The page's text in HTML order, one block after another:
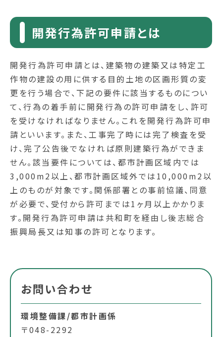
開発行為許可申請とは
開発行為許可申請とは、建築物の建築又は特定工
作物の建設の用に供する目的土地の区画形質の変
更を行う場合で、下記の要件に該当するものについ
て、行為の着手前に開発行為の許可申請をし、許可
を受けなければなりません。これを開発行為許可申
請といいます。また、工事完了時には完了検査を受
け、完了公告後でなければ原則建築行為ができま
せん。該当要件については、都市計画区域内では
3,000m2以上、都市計画区域外では10,000m2以
上のものが対象です。関係部署との事前協議、同意
が必要で、受付から許可までは1ヶ月以上かかりま
す。開発行為許可申請は共和町を経由し後志総合
振興局長又は知事の許可となります。
お問い合わせ
環境整備課/都市計画係
〒048-2292